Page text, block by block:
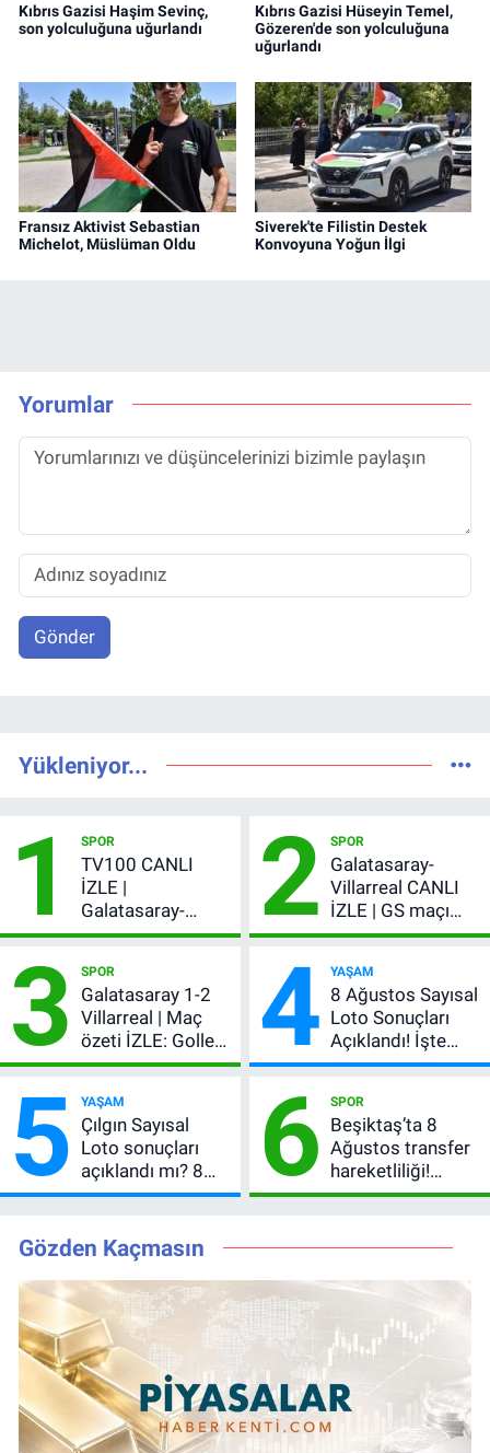
Kıbrıs Gazisi Haşim Sevinç,
son yolculuğuna uğurlandı
Kıbrıs Gazisi Hüseyin Temel,
Gözeren'de son yolculuğuna
uğurlandı
Fransız Aktivist Sebastian
Michelot, Müslüman Oldu
Siverek'te Filistin Destek
Konvoyuna Yoğun İlgi
Yorumlar
Gönder
Yükleniyor...
1 SPOR
TV100 CANLI
İZLE |
Galatasaray-
Villarreal maçı
şifresiz canlı yayın
2 SPOR
Galatasaray-
Villarreal CANLI
İZLE | GS maçı
hangi kanalda,
3 SPOR
Galatasaray 1-2
Villarreal | Maç
özeti İZLE: Goller
peş peşe geldi,
kırmızı kart gördü!
4 YAŞAM
8 Ağustos Sayısal
Loto Sonuçları
Açıklandı! İşte
Kazandıran 6
5 YAŞAM
Çılgın Sayısal
Loto sonuçları
açıklandı mı? 8
Ağustos 2026
numaralar
6 SPOR
Beşiktaş’ta 8
Ağustos transfer
hareketliliği!
Yönetim 5 bölge
Gözden Kaçmasın